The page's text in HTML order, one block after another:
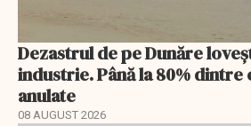
Dezastrul de pe Dunăre
industrie. Până la 80% dintre
anulate
08 AUGUST 2026